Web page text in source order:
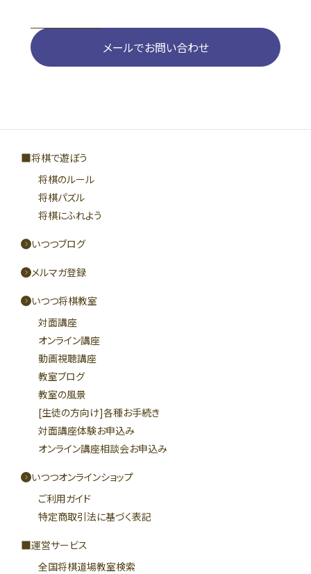
メールでお問い合わせ
将棋で遊ぼう
将棋のルール
将棋パズル
将棋にふれよう
いつつブログ
メルマガ登録
いつつ将棋教室
対面講座
オンライン講座
動画視聴講座
教室ブログ
教室の風景
[生徒の方向け]各種お手続き
対面講座体験お申込み
オンライン講座相談会お申込み
いつつオンラインショップ
ご利用ガイド
特定商取引法に基づく表記
運営サービス
全国将棋道場教室検索